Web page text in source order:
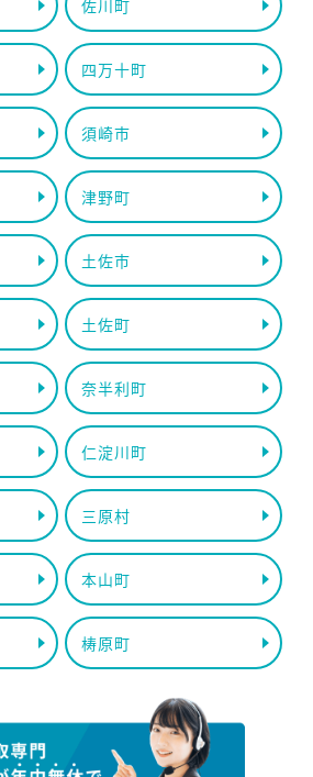
佐川町
四万十町
須崎市
津野町
土佐市
土佐町
奈半利町
仁淀川町
三原村
本山町
梼原町